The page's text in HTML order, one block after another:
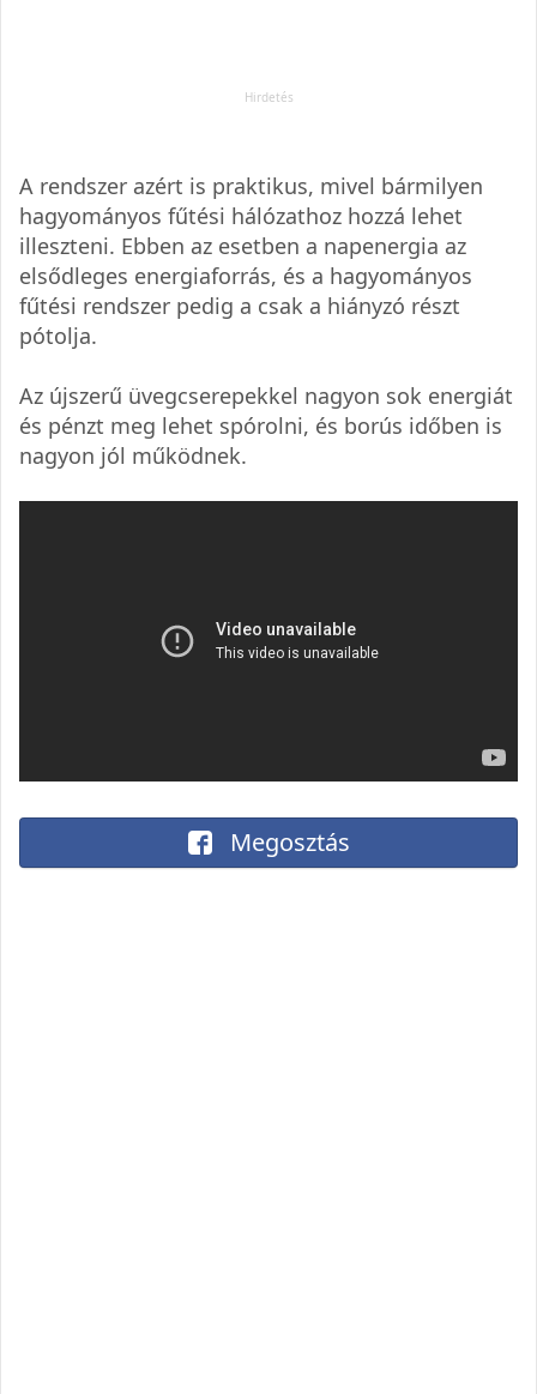
A rendszer azért is praktikus, mivel bármilyen
hagyományos fűtési hálózathoz hozzá lehet
illeszteni. Ebben az esetben a napenergia az
elsődleges energiaforrás, és a hagyományos
fűtési rendszer pedig a csak a hiányzó részt
pótolja.
Az újszerű üvegcserepekkel nagyon sok energiát
és pénzt meg lehet spórolni, és borús időben is
nagyon jól működnek.
Megosztás